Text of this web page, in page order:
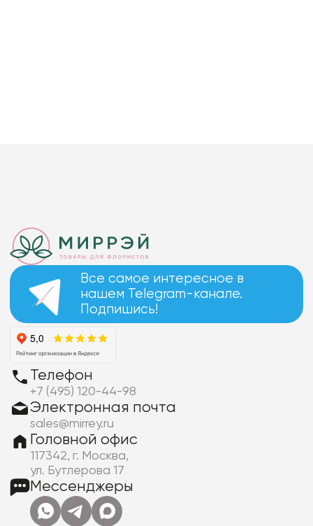
Все самое интересное в
нашем Telegram-канале.
Подпишись!
Телефон
+7 (495) 120-44-98
Электронная почта
sales@mirrey.ru
Головной офис
117342, г. Москва,
ул. Бутлерова 17
Мессенджеры